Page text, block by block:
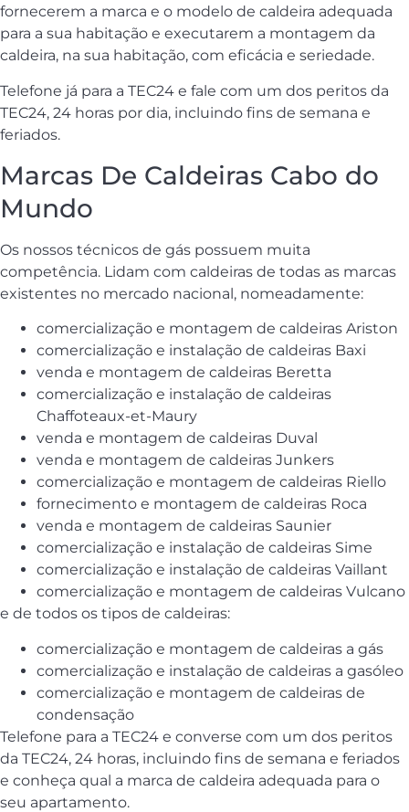
fornecerem a marca e o modelo de caldeira adequada
para a sua habitação e executarem a montagem da
caldeira, na sua habitação, com eficácia e seriedade.
Telefone já para a TEC24 e fale com um dos peritos da
TEC24, 24 horas por dia, incluindo fins de semana e
feriados.
Marcas De Caldeiras Cabo do
Mundo
Os nossos técnicos de gás possuem muita
competência. Lidam com caldeiras de todas as marcas
existentes no mercado nacional, nomeadamente:
comercialização e montagem de caldeiras Ariston
comercialização e instalação de caldeiras Baxi
venda e montagem de caldeiras Beretta
comercialização e instalação de caldeiras
Chaffoteaux-et-Maury
venda e montagem de caldeiras Duval
venda e montagem de caldeiras Junkers
comercialização e montagem de caldeiras Riello
fornecimento e montagem de caldeiras Roca
venda e montagem de caldeiras Saunier
comercialização e instalação de caldeiras Sime
comercialização e instalação de caldeiras Vaillant
comercialização e montagem de caldeiras Vulcano
e de todos os tipos de caldeiras:
comercialização e montagem de caldeiras a gás
comercialização e instalação de caldeiras a gasóleo
comercialização e montagem de caldeiras de
condensação
Telefone para a TEC24 e converse com um dos peritos
da TEC24, 24 horas, incluindo fins de semana e feriados
e conheça qual a marca de caldeira adequada para o
seu apartamento.